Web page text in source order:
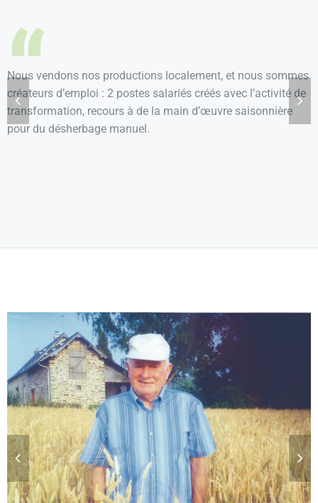
“
Nous vendons nos productions localement, et nous sommes
créateurs d’emploi : 2 postes salariés créés avec l’activité de
transformation, recours à de la main d’œuvre saisonnière
pour du désherbage manuel.